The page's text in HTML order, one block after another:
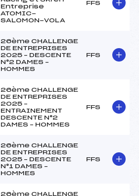
Entreprise
ATOMIC-
SALOMON-VOLA
FFS
26ème CHALLENGE
DE ENTREPRISES
2025 – DESCENTE
N°2 DAMES –
HOMMES
FFS
26ème CHALLENGE
DE ENTREPRISES
2025 –
ENTRAINEMENT
DESCENTE N°2
DAMES – HOMMES
FFS
26ème CHALLENGE
DE ENTREPRISES
2025 – DESCENTE
N°1 DAMES –
HOMMES
FFS
26ème CHALLENGE